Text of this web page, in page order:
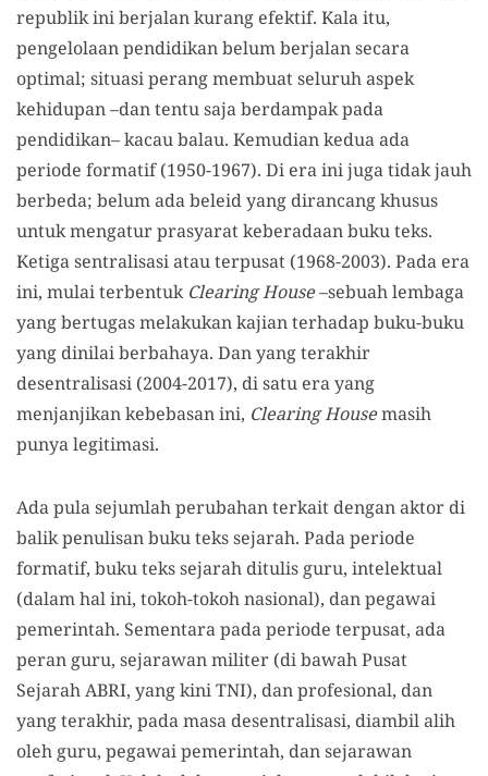
republik ini berjalan kurang efektif. Kala itu,
pengelolaan pendidikan belum berjalan secara
optimal; situasi perang membuat seluruh aspek
kehidupan –dan tentu saja berdampak pada
pendidikan– kacau balau. Kemudian kedua ada
periode formatif (1950-1967). Di era ini juga tidak jauh
berbeda; belum ada beleid yang dirancang khusus
untuk mengatur prasyarat keberadaan buku teks.
Ketiga sentralisasi atau terpusat (1968-2003). Pada era
ini, mulai terbentuk Clearing House–sebuah lembaga
yang bertugas melakukan kajian terhadap buku-buku
yang dinilai berbahaya. Dan yang terakhir
desentralisasi (2004-2017), di satu era yang
menjanjikan kebebasan ini, Clearing Housemasih
punya legitimasi.
Ada pula sejumlah perubahan terkait dengan aktor di
balik penulisan buku teks sejarah. Pada periode
formatif, buku teks sejarah ditulis guru, intelektual
(dalam hal ini, tokoh-tokoh nasional), dan pegawai
pemerintah. Sementara pada periode terpusat, ada
peran guru, sejarawan militer (di bawah Pusat
Sejarah ABRI, yang kini TNI), dan profesional, dan
yang terakhir, pada masa desentralisasi, diambil alih
oleh guru, pegawai pemerintah, dan sejarawan